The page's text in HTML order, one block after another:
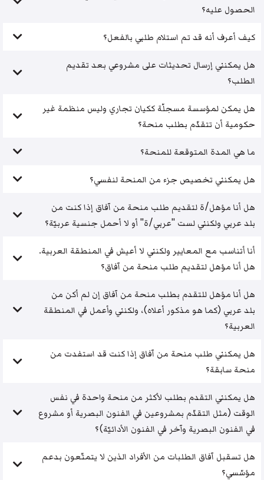
الحصول عليه؟
كيف أعرف أنه قد تم استلام طلبي بالفعل؟
هل يمكنني إرسال تحديثات على مشروعي بعد تقديم
الطلب؟
هل يمكن لمؤسسة مسجلّة ككيان تجاري وليس منظمة غير
حكومية أن تتقدّم بطلب منحة؟
ما هي المدة المتوقعة للمنحة؟
هل يمكنني تخصيص جزء من المنحة لنفسي؟
هل أنا مؤهل/ة لتقديم طلب منحة من آفاق إذا كنت من
بلد عربي ولكنني لست "عربي/ة" أو لا أحمل جنسية عربيّة؟
أنا أتناسب مع المعايير ولكنني لا أعيش في المنطقة العربية.
هل أنا مؤهل لتقديم طلب منحة من آفاق؟
هل أنا مؤهل للتقدم بطلب منحة من آفاق إن لم أكن من
بلد عربي (كما هو مذكور أعلاه)، ولكنني وأعمل في المنطقة
العربية؟
هل يمكنني طلب منحة من آفاق إذا كنت قد استفدت من
منحة سابقة؟
هل يمكنني التقدم بطلب لأكثر من منحة واحدة في نفس
الوقت (مثل التقدّم بمشروعين في الفنون البصرية أو مشروع
في الفنون البصرية وآخر في الفنون الأدائيّة)؟
هل تسقبل آفاق الطلبات من الأفراد الذين لا يتمتّعون بدعم
مؤسّسي؟